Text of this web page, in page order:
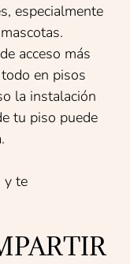
especialmente
acceso más
en pisos
la instalación
tu piso puede
y te